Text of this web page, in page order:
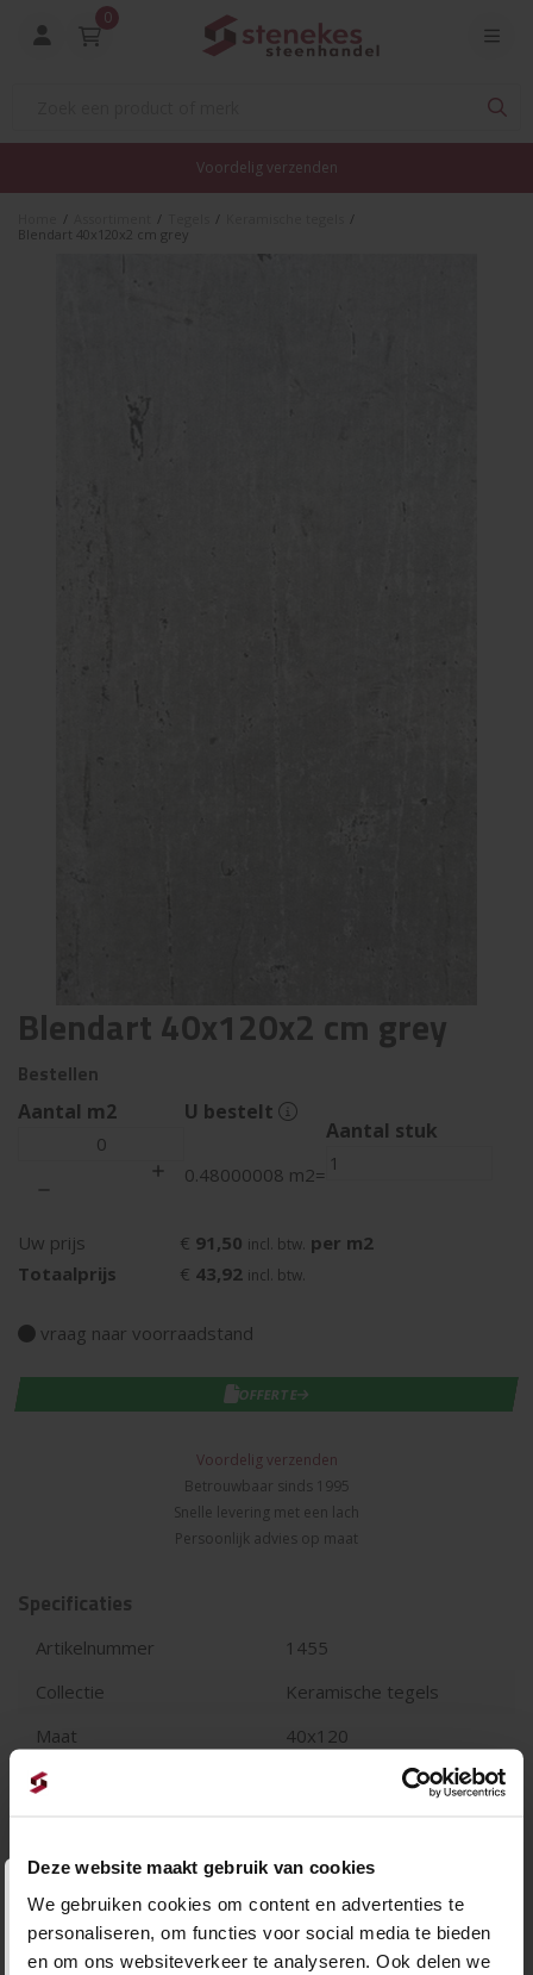
Deze website maakt gebruik van cookies
We gebruiken cookies om content en advertenties te
personaliseren, om functies voor social media te bieden
en om ons websiteverkeer te analyseren. Ook delen we
0
Voordelig verzenden
/ / /
/
Blendart 40x120x2 cm grey
Blendart 40x120x2 cm grey
Bestellen
Aantal m2 U bestelt
0.48000008 m2=
Aantal stuk
Uw prijs € 91,50 incl. btw. per m2
Totaalprijs
€ 43,92 incl. btw.
vraag naar voorraadstand
IN WINKELWAGEN
OFFERTE
Voordelig verzenden
Betrouwbaar sinds 1995
Snelle levering met een lach
Persoonlijk advies op maat
Specificaties
Artikelnummer
1455
Collectie
Keramische tegels
Maat
40x120
Dikte
Stuks per m2
2.08
Openingstijden tijdens vakantie
Let op. i.v.m. de vakantie hanteren wij andere